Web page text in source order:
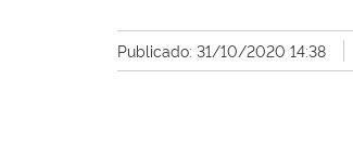
Publicado: 31/10/2020 14:38